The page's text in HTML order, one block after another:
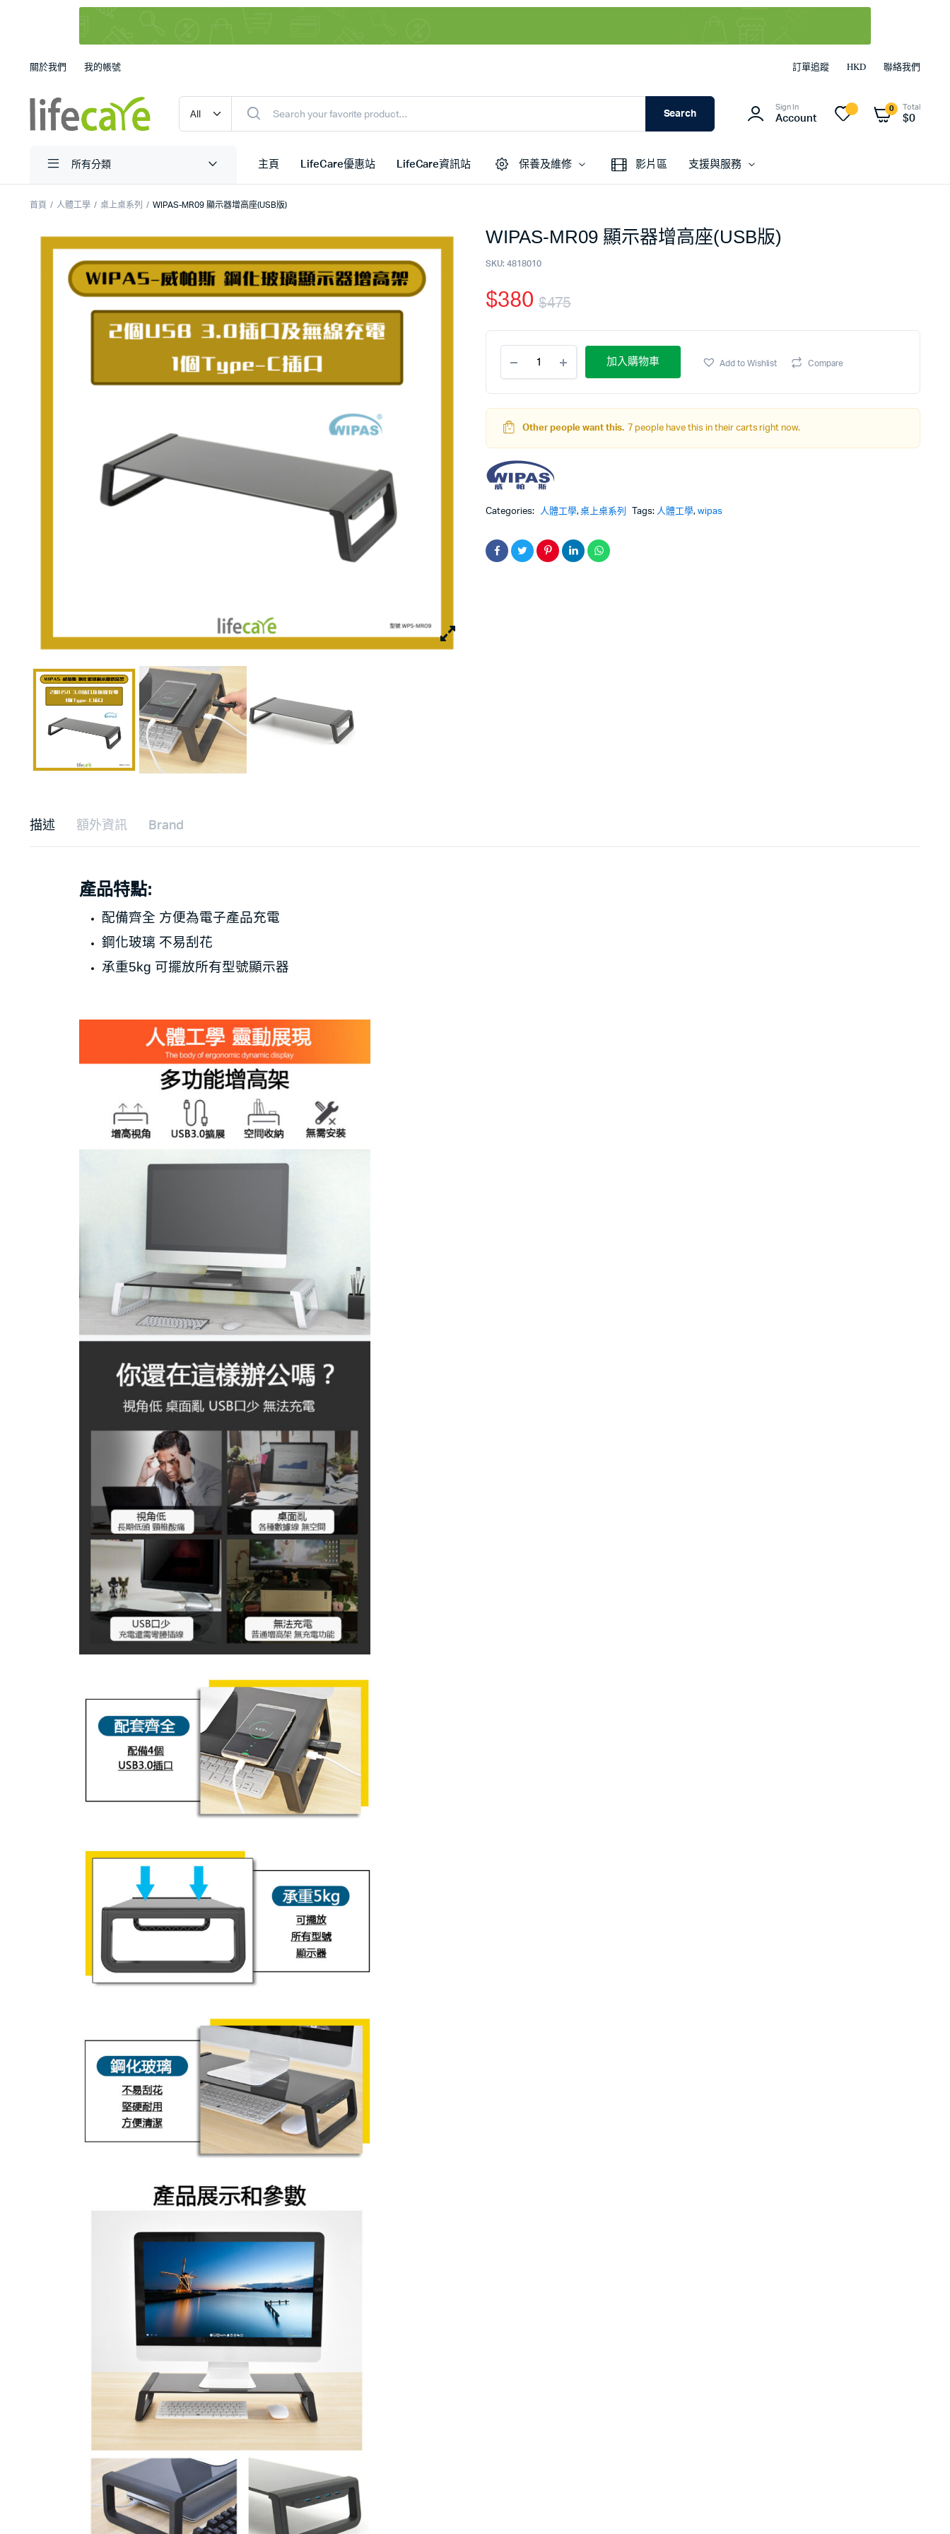
關於我們 我的帳號 訂單追蹤 HKD 聯絡我們
Search
Sign In
Account
0 Total
$0
所有分類 主頁 LifeCare優惠站 LifeCare資訊站 保養及維修 影片區 支援與服務
首頁 人體工學 桌上桌系列 WIPAS-MR09 顯示器增高座(USB版)
WIPAS-MR09 顯示器增高座(USB版)
SKU: 4818010
$475
$380
加入購物車 Add to Wishlist Compare
Other people want this. 7 people have this in their carts right now.
Categories: 人體工學,桌上桌系列 Tags: 人體工學, wipas
描述 額外資訊 Brand
產品特點:
配備齊全 方便為電子產品充電
鋼化玻璃 不易刮花
承重5kg 可擺放所有型號顯示器